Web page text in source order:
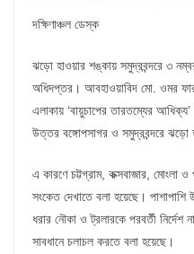
দক্ষিণাঞ্চল ডেস্ক
ঝড়ো হাওয়ার শঙ্কায় সমুদ্রবন্দরে ৩
অধিদপ্তর। আবহাওয়াবিদ মো. ওমর
এলাকায় ‘বায়ুচাপের তারতম্যের
উত্তর বঙ্গোপসাগর ও সমুদ্রবন্দরে ঝড়ো
এ কারণে চট্টগ্রাম, কক্সবাজার, মোংলা
সংকেত দেখাতে বলা হয়েছে।
ধরার নৌকা ও ট্রলারকে পরবর্তী নির্দেশ
সাবধানে চলাচল করতে বলা হয়েছে।